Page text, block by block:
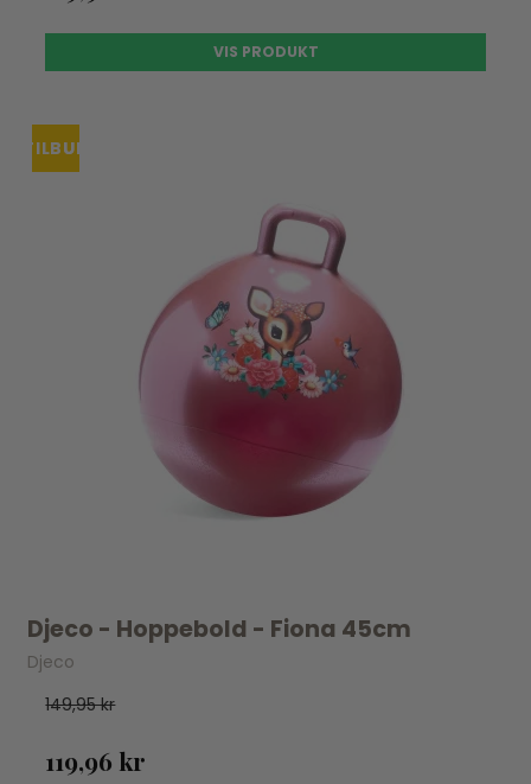
VIS PRODUKT
TILBUDUDSOLGT
Djeco - Hoppebold - Fiona 45cm
Djeco
149,95 kr
119,96 kr